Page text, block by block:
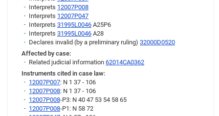
Interprets 12007P008
Interprets 12007P047
Interprets 31995L0046 A25P6
Interprets 31995L0046 A28
Declares invalid (by a preliminary ruling) 32000D0520
Affected by case:
Related judicial information 62014CA0362
Instruments cited in case law:
12007P007: N 1 37 - 106
12007P008: N 1 37 - 106
12007P008-P3: N 40 47 53 54 58 65
12007P008-P1: N 58 72